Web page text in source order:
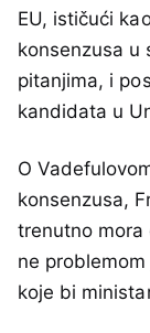
EU, ističući
konsenzusa u
pitanjima, i
kandidata u
O
konsenzusa,
trenutno mora
ne
koje bi